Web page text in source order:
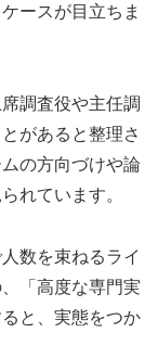
ースが目立ちま
調査役や主任調
があると整理さ
の方向づけや論
れています。
数を束ねるライ
「高度な専門実
と、実態をつか